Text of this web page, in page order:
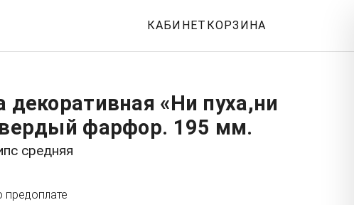
КАБИНЕТ КОРЗИНА
декоративная «Ни пуха,ни
фарфор. 195 мм.
средняя
предоплате